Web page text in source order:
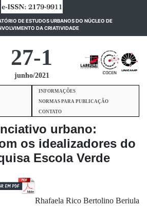
DE ESTUDOS URBANOS DO NÚCLEO DE
DA CRIATIVIDADE(current)
27-1
junho/2021
INFORMAÇÕES
NORMAS PARA PUBLICAÇÃO
CONTATO
urbano:
os idealizadores do
Escola Verde
Rhafaela Rico Bertolino Beriula